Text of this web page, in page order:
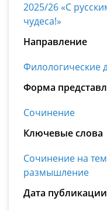
2025/26 «С
чудеса!»
Направление
Филологические
Форма
Сочинение
Ключевые слова
Сочинение на
размышление
Дата